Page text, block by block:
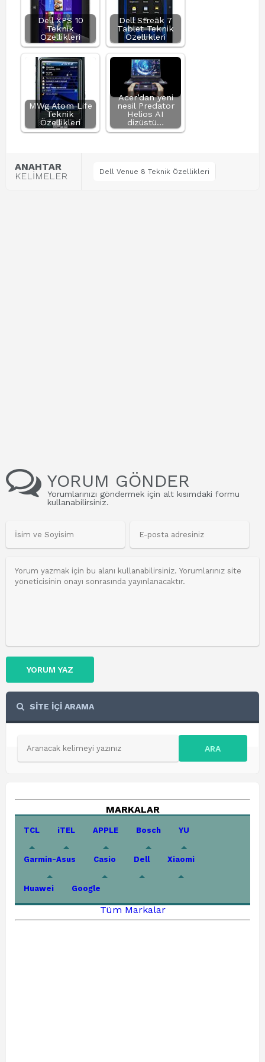
Dell XPS 10
Teknik
Özellikleri
Dell Streak 7
Tablet Teknik
Özellikleri
MWg Atom Life
Teknik
Özellikleri
Acer’dan yeni
nesil Predator
Helios AI
dizüstü…
ANAHTAR
KELİMELER
Dell Venue 8 Teknik Özellikleri
YORUM GÖNDER
Yorumlarınızı göndermek için alt kısımdaki formu
kullanabilirsiniz.
YORUM YAZ
SİTE İÇİ ARAMA
ARA
MARKALAR
TCL iTEL APPLE Bosch YU
Garmin-Asus Casio Dell Xiaomi
Huawei Google
Tüm Markalar